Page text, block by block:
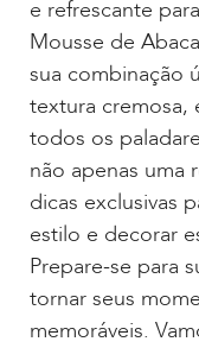
e refrescante
Mousse de
sua combinação
textura cremosa,
todos os
não apenas uma
dicas exclusivas
estilo e decorar
Prepare-se para
tornar seus
memoráveis.